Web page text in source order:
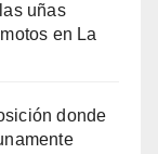
uñas
en La
donde